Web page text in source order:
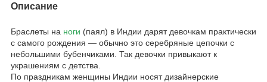
Описание
Браслеты на ноги (паял) в Индии дарят девочкам практически
с самого рождения ― обычно это серебряные цепочки с
небольшими бубенчиками. Так девочки привыкают к
украшениям с детства.
По праздникам женщины Индии носят дизайнерские